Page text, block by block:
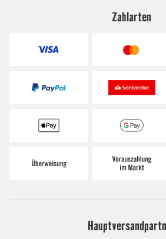
Zahlarten